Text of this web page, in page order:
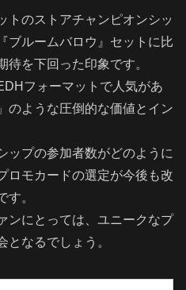
トのストアチャンピオンシッ
ブルームバロウ』セットに比
を下回った印象です。
フォーマットで人気があ
のような圧倒的な価値とイン
ップの参加者数がどのように
ロモカードの選定が今後も改
す。
ンにとっては、ユニークなプ
となるでしょう。